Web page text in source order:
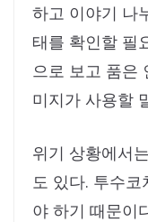
하고 이야기 나
태를 확인할 필
으로 보고 품은
미지가 사용할
위기 상황에서
도 있다. 투수
야 하기 때문이